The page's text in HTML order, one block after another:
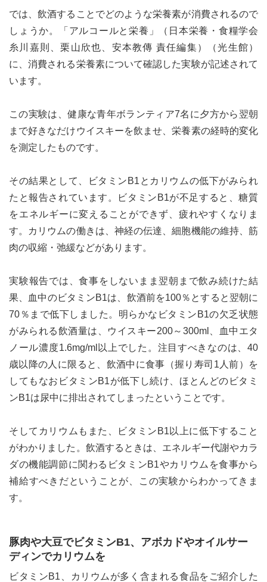
では、飲酒することでどのような栄養素が消費されるので
しょうか。「アルコールと栄養」（日本栄養・食糧学会
糸川嘉則、栗山欣也、安本教傳 責任編集）（光生館）
に、消費される栄養素について確認した実験が記述されて
います。
この実験は、健康な青年ボランティア7名に夕方から翌朝
まで好きなだけウイスキーを飲ませ、栄養素の経時的変化
を測定したものです。
その結果として、ビタミンB1とカリウムの低下がみられ
たと報告されています。ビタミンB1が不足すると、糖質
をエネルギーに変えることができず、疲れやすくなりま
す。カリウムの働きは、神経の伝達、細胞機能の維持、筋
肉の収縮・弛緩などがあります。
実験報告では、食事をしないまま翌朝まで飲み続けた結
果、血中のビタミンB1は、飲酒前を100％とすると翌朝に
70％まで低下しました。明らかなビタミンB1の欠乏状態
がみられる飲酒量は、ウイスキー200～300ml、血中エタ
ノール濃度1.6mg/ml以上でした。注目すべきなのは、40
歳以降の人に限ると、飲酒中に食事（握り寿司1人前）を
してもなおビタミンB1が低下し続け、ほとんどのビタミ
ンB1は尿中に排出されてしまったということです。
そしてカリウムもまた、ビタミンB1以上に低下すること
がわかりました。飲酒するときは、エネルギー代謝やカラ
ダの機能調節に関わるビタミンB1やカリウムを食事から
補給すべきだということが、この実験からわかってきま
す。
豚肉や大豆でビタミンB1、アボカドやオイルサー
ディンでカリウムを
ビタミンB1、カリウムが多く含まれる食品をご紹介した